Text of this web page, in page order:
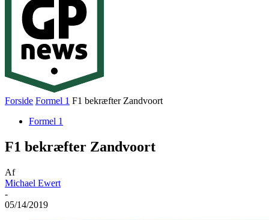
Forside Formel 1 F1 bekræfter Zandvoort
Formel 1
F1 bekræfter Zandvoort
Af
Michael Ewert
-
05/14/2019